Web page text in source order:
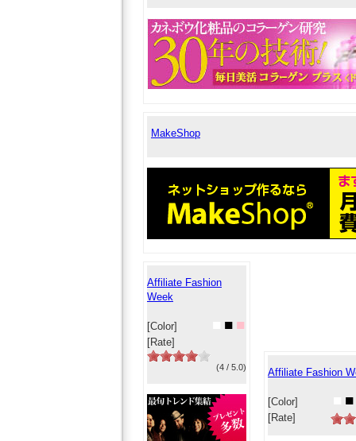
MakeShop
Affiliate Fashion
Week
[Color] ■ ■
[Rate]
(4 / 5.0) Affiliate Fashion
[Color] ■
[Rate]